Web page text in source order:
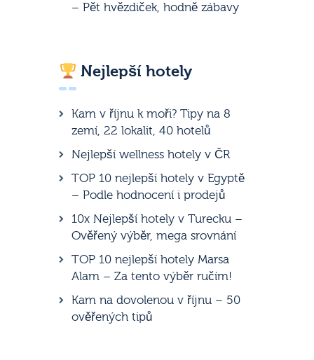
– Pět hvězdiček, hodně zábavy
Nejlepší hotely
Kam v říjnu k moři? Tipy na 8
zemí, 22 lokalit, 40 hotelů
Nejlepší wellness hotely v ČR
TOP 10 nejlepší hotely v Egyptě
– Podle hodnocení i prodejů
10x Nejlepší hotely v Turecku –
Ověřený výběr, mega srovnání
TOP 10 nejlepší hotely Marsa
Alam – Za tento výběr ručím!
Kam na dovolenou v říjnu – 50
ověřených tipů